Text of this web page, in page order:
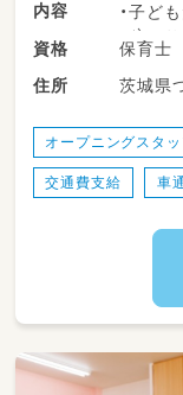
内容
・子ど
ど）の
・子ど
の展開
・保護
時のや
・行事
・その他
・動き
【 キャ
資格
保育士
住所
茨城県
オープニングスタッ
交通費支給 車